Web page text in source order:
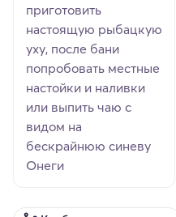
приготовить
настоящую рыбацкую
уху, после бани
попробовать местные
настойки и наливки
или выпить чаю с
видом на
бескрайнюю синеву
Онеги